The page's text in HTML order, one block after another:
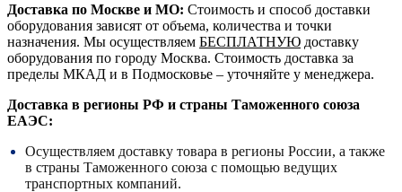
Доставка по Москве и МО: Стоимость и способ доставки
оборудования зависят от объема, количества и точки
назначения. Мы осуществляем БЕСПЛАТНУЮ доставку
оборудования по городу Москва. Стоимость доставка за
пределы МКАД и в Подмосковье – уточняйте у менеджера.
Доставка в регионы РФ и страны Таможенного союза
ЕАЭС:
Осуществляем доставку товара в регионы России, а также
в страны Таможенного союза с помощью ведущих
транспортных компаний.